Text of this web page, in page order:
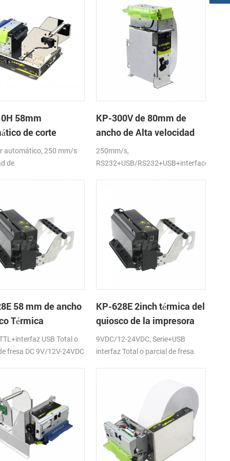
58mm
de corte
de la impresora
automático, 250 mm/s
de
KP-300V de 80mm de
ancho de Alta velocidad
de la Impresora Térmica
del Quiosco
250mm/s,
RS232+USB/RS232+USB+interfaces
58 mm de ancho
Térmica
de tickets Con
USB Total o
fresa DC 9V/12V-24VDC
KP-628E 2inch térmica del
quiosco de la impresora
de recibos
9VDC/12-24VDC, Serie+USB
interfaz Total o parcial de fresa